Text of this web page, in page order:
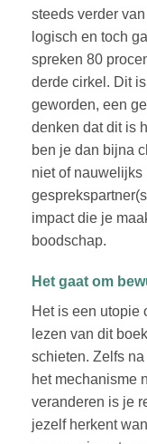
steeds verder
logisch en toch
spreken 80
derde cirkel. Dit
geworden, een
denken dat dit is
ben je dan bijna
niet of nauwelijks
impact die je
boodschap.
Het gaat om
Het is een utopie
lezen van dit
schieten. Zelfs
het mechanisme
veranderen is je
jezelf herkent